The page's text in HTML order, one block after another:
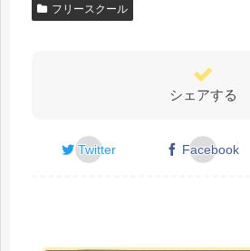
フリースクール
シェアする
Twitter Facebook